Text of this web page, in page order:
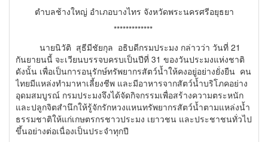
ตำบลช้างใหญ่ อำเภอบางไทร จังหวัดพระนครศรีอยุธยา
*************
นายนิวัติ สุธีมีชัยกุล อธิบดีกรมประมง กล่าวว่า วันที่ 21
กันยายนนี้ จะเวียนบรรจบครบเป็นปีที่ 31 ของวันประมงแห่งชาติ
ดังนั้น เพื่อเป็นการอนุรักษ์ทรัพยากรสัตว์น้ำให้คงอยู่อย่างยั่งยืน คน
ไทยมีแหล่งทำมาหาเลี้ยงชีพ และมีอาหารจากสัตว์น้ำบริโภคอย่าง
อุดมสมบูรณ์ กรมประมงจึงได้จัดกิจกรรมเพื่อสร้างความตระหนัก
และปลูกจิตสำนึกให้รู้จักรักหวงแหนทรัพยากรสัตว์น้ำตามแหล่งน้ำ
ธรรมชาติให้แก่เกษตรกรชาวประมง เยาวชน และประชาชนทั่วไป
ขึ้นอย่างต่อเนื่องเป็นประจำทุกปี